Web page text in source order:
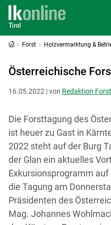
Forst Holzvermarktung &
Österreichische
16.05.2022 | von Redaktion Forst
Die Forsttagung des
ist heuer zu Gast in
2022 steht auf der Burg
der Glan ein aktuelles
Exkursionsprogramm
die Tagung am
Präsidenten des
Mag. Johannes